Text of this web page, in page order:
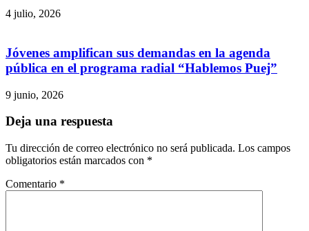
4 julio, 2026
Jóvenes amplifican sus demandas en la agenda
pública en el programa radial “Hablemos Puej”
9 junio, 2026
Deja una respuesta
Tu dirección de correo electrónico no será publicada. Los campos
obligatorios están marcados con *
Comentario *